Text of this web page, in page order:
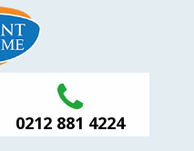
0212 881 4224